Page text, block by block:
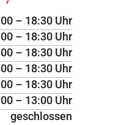
– 18:30 Uhr
– 18:30 Uhr
– 18:30 Uhr
– 18:30 Uhr
– 18:30 Uhr
– 13:00 Uhr
geschlossen